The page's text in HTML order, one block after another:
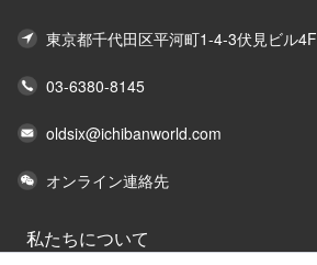
東京都千代田区平河町1-4-3伏見ビル4F
03-6380-8145
oldsix@ichibanworld.com
オンライン連絡先
私たちについて